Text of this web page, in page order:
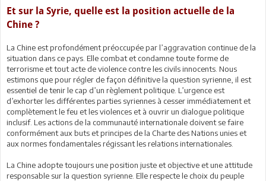
Et sur la Syrie, quelle est la position actuelle de la
Chine ?
La Chine est profondément préoccupée par l’aggravation continue de la
situation dans ce pays. Elle combat et condamne toute forme de
terrorisme et tout acte de violence contre les civils innocents. Nous
estimons que pour régler de façon définitive la question syrienne, il est
essentiel de tenir le cap d’un règlement politique. L’urgence est
d’exhorter les différentes parties syriennes à cesser immédiatement et
complètement le feu et les violences et à ouvrir un dialogue politique
inclusif. Les actions de la communauté internationale doivent se faire
conformément aux buts et principes de la Charte des Nations unies et
aux normes fondamentales régissant les relations internationales.
La Chine adopte toujours une position juste et objective et une attitude
responsable sur la question syrienne. Elle respecte le choix du peuple